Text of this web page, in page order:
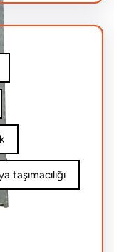
taşımacılığı